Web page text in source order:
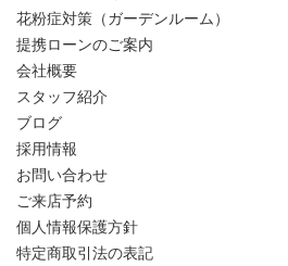
花粉症対策（ガーデンルーム）
提携ローンのご案内
会社概要
スタッフ紹介
ブログ
採用情報
お問い合わせ
ご来店予約
個人情報保護方針
特定商取引法の表記